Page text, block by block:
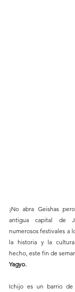
¡No abra Geishas
antigua capital de
numerosos festivales a
la historia y la
hecho, este fin de
Yagyo.
Ichijo es un barrio